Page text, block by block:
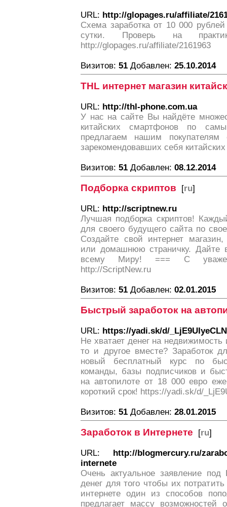
URL: http://glopages.ru/affiliate/
Схема заработка от 10 000
сутки. Проверь на
http://glopages.ru/affiliate/2161963
Визитов: 51 Добавлен: 25.10.2014
THL интернет магазин
URL: http://thl-phone.com.ua
У нас на сайте Вы найдёте
китайских смартфонов по
предлагаем нашим
зарекомендовавших себя
Визитов: 51 Добавлен: 08.12.2014
Подборка скриптов [ru]
URL: http://scriptnew.ru
Лучшая подборка скриптов!
для своего будущего сайта по
Создайте свой интернет
или домашнюю страничку. Дайте
всему Миру! === С
http://ScriptNew.ru
Визитов: 51 Добавлен: 02.01.2015
Быстрый заработок на
URL: https://yadi.sk/d/
Не хватает денег на
то и другое вместе? Заработок
новый бесплатный курс по
команды, базы подписчиков и
на автопилоте от 18 000 евро
короткий срок! https://yadi.sk/d/
Визитов: 51 Добавлен: 28.01.2015
Заработок в Интернете [ru]
URL: http://blogmercury.ru/
internete
Очень актуальное заявление
денег для того чтобы их
интернете один из способов
предлагает массу возможностей